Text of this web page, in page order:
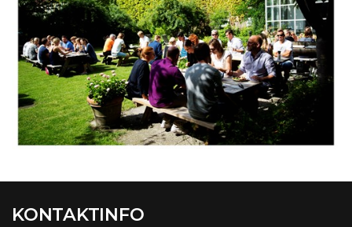
KONTAKTINFO